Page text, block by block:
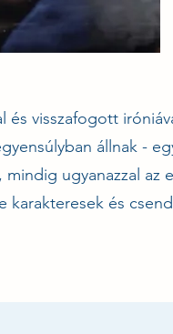
és visszafogott
állnak -
ugyanazzal
karakteresek és